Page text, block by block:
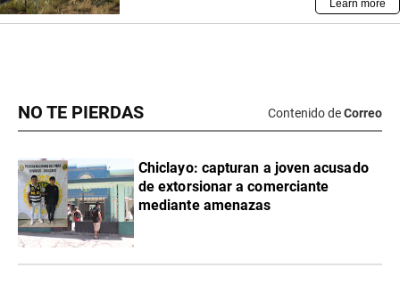
NO TE PIERDAS Contenido deCorreo
Chiclayo: capturan a joven acusado
de extorsionar a comerciante
mediante amenazas